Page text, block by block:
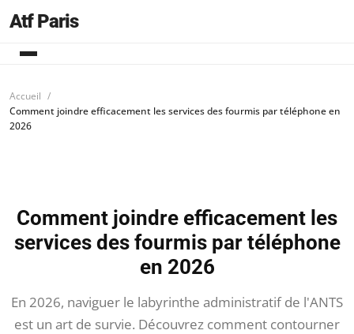
Atf Paris
Accueil
Comment joindre efficacement les services des fourmis par téléphone en
2026
Comment joindre efficacement les
services des fourmis par téléphone
en 2026
En 2026, naviguer le labyrinthe administratif de l'ANTS
est un art de survie. Découvrez comment contourner